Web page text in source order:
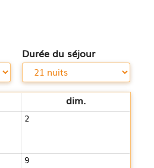
Durée du séjour
dim.
2
9